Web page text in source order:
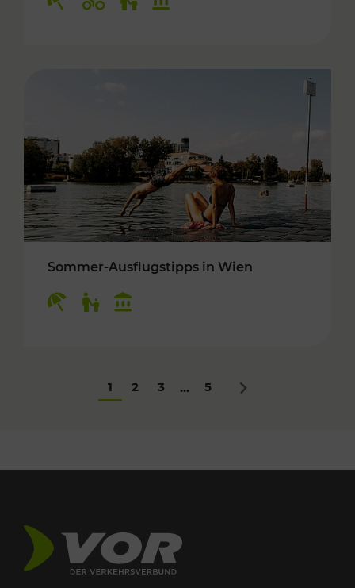
Sommer-Ausflugstipps in Wien
1 2 3 ... 5 Nächstes